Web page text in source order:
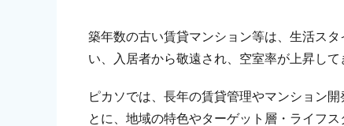
築年数の古い賃貸マンション等は、生活ス
い、入居者から敬遠され、空室率が上昇して
ピカソでは、長年の賃貸管理やマンション
とに、地域の特色やターゲット層・ライフ